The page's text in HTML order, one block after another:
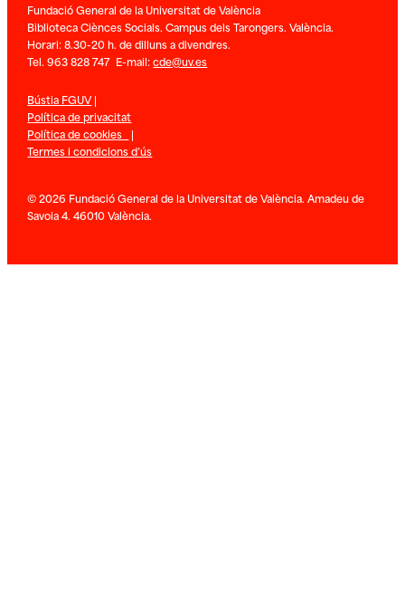
Fundació General de la Universitat de València
Biblioteca Ciènces Socials. Campus dels Tarongers. València.
Horari: 8.30-20 h. de dilluns a divendres.
Tel. 963 828 747 E-mail:cde@uv.es
Bústia FGUV|
Política de privacitat
Política de cookies |
Termes i condicions d’ús
© 2026 Fundació General de la Universitat de València. Amadeu de
Savoia 4. 46010 València.